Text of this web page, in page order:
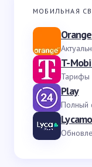
МОБИЛЬНАЯ
Orange
T-
Тарифы
Play
Полный